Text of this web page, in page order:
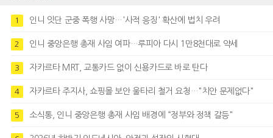
1 인니 잇단 군중 폭행 사망…'사적 응징' 확산에 법치 우려
2 인니 중앙은행 총재 사임 여파…루피아 다시 1만8천대로 약세
3 자카르타 MRT, 교통카드 없이 신용카드로 바로 탄다
4 자카르타 주지사, 쇼핑몰 보안 울타리 철거 요청…"치안 문제없다"
5 소식통, 인니 중앙은행 총재 사임 배경에 “정부와 정책 갈등"